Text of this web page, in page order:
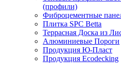
(профили)
Фиброцементные
Плитка SPC Betta
Террасная Доска из
Алюминиевые Пороги
Продукция Ю-Пласт
Продукция Ecodecking